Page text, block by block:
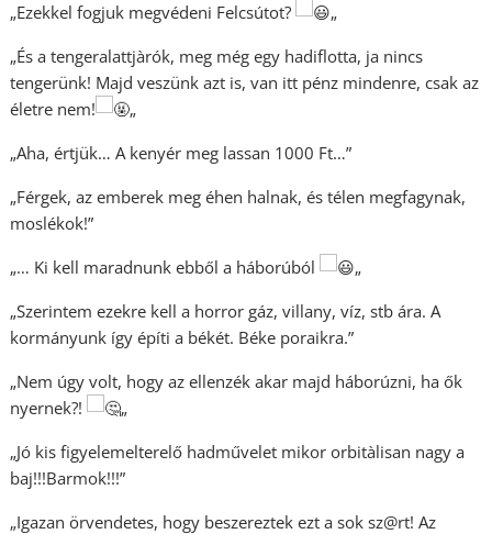
„Ezekkel fogjuk megvédeni Felcsútot?
„
„És a tengeralattjàrók, meg még egy hadiflotta, ja nincs
tengerünk! Majd veszünk azt is, van itt pénz mindenre, csak az
életre nem!
„
„Aha, értjük… A kenyér meg lassan 1000 Ft…”
„Férgek, az emberek meg éhen halnak, és télen megfagynak,
moslékok!”
„… Ki kell maradnunk ebből a háborúból
„
„Szerintem ezekre kell a horror gáz, villany, víz, stb ára. A
kormányunk így építi a békét. Béke poraikra.”
„Nem úgy volt, hogy az ellenzék akar majd háborúzni, ha ők
nyernek?!
„
„Jó kis figyelemelterelő hadművelet mikor orbitàlisan nagy a
baj!!!Barmok!!!”
„Igazan örvendetes, hogy beszereztek ezt a sok sz@rt! Az